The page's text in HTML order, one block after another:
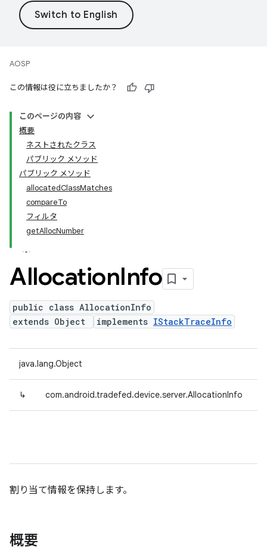
AOSP
この情報は役に立ちましたか？
このページの内容
概要
ネストされたクラス
パブリック メソッド
パブリック メソッド
allocatedClassMatches
compareTo
フィルタ
getAllocNumber
AllocationInfo
public class AllocationInfo
extends Object
implements IStackTraceInfo
java.lang.Object
↳ com.android.tradefed.device.server.AllocationInfo
割り当て情報を保持します。
概要